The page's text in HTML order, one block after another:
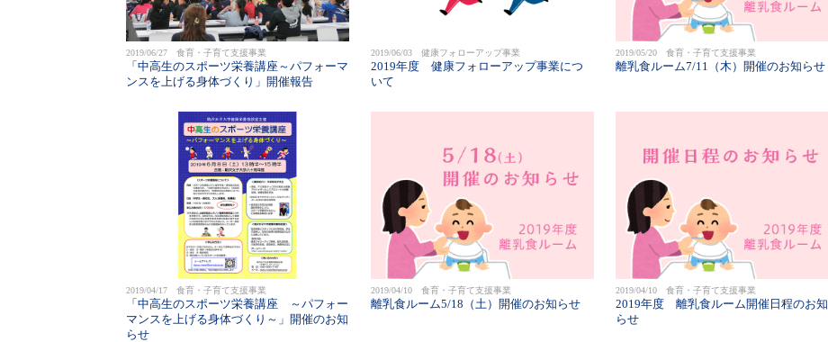
2019/06/27 食育・子育て支援事業
「中高生のスポーツ栄養講座～パフォーマ
ンスを上げる身体づくり」開催報告
2019/06/03 健康フォローアップ事業
2019年度 健康フォローアップ事業につ
いて
2019/05/20 食育・子育て支援事業
離乳食ルーム7/11（木）開催のお知らせ
2019/04/17 食育・子育て支援事業
「中高生のスポーツ栄養講座 ～パフォー
マンスを上げる身体づくり～」開催のお知
らせ
2019/04/10 食育・子育て支援事業
離乳食ルーム5/18（土）開催のお知らせ
2019/04/10 食育・子育て支援事業
2019年度 離乳食ルーム開催日程のお知
らせ